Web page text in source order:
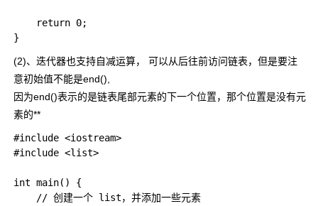
    return 0;
(2)、迭代器也支持自减运算， 可以从后往前访问链表，但是要注
意初始值不能是end()
因为end()表示的是链表尾部元素的下一个位置，那个位置是没有元
素的**
#include <iostream>
#include <list>
int main() {
    // 创建一个 list，并添加一些元素